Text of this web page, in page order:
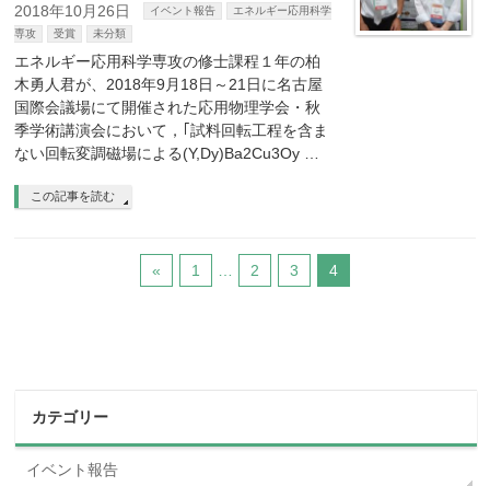
2018年10月26日 イベント報告
エネルギー応用科学
専攻
受賞 未分類
エネルギー応用科学専攻の修士課程１年の柏
木勇人君が、2018年9月18日～21日に名古屋
国際会議場にて開催された応用物理学会・秋
季学術講演会において，｢試料回転工程を含ま
ない回転変調磁場による(Y,Dy)Ba2Cu3Oy …
この記事を読む
« 1 … 2 3 4
カテゴリー
イベント報告